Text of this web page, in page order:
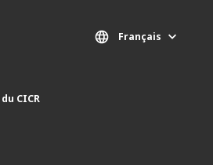
CICR
Français